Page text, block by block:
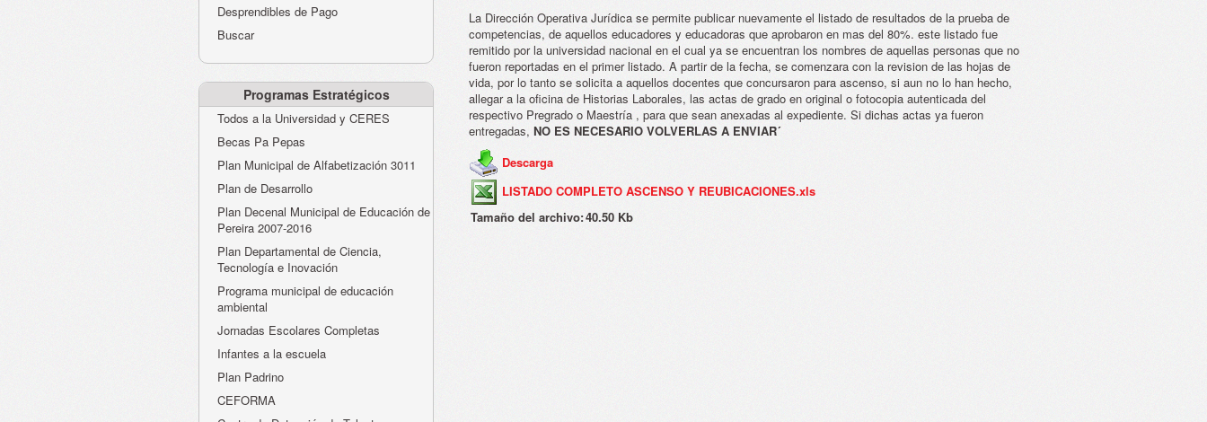
Desprendibles de Pago
Buscar
Programas Estratégicos
Todos a la Universidad y CERES
Becas Pa Pepas
Plan Municipal de Alfabetización 3011
Plan de Desarrollo
Plan Decenal Municipal de Educación de
Pereira 2007-2016
Plan Departamental de Ciencia,
Tecnología e Inovación
Programa municipal de educación
ambiental
Jornadas Escolares Completas
Infantes a la escuela
Plan Padrino
CEFORMA
La Dirección Operativa Jurídica se permite publicar nuevamente el listado de resultados de la prueba de
competencias, de aquellos educadores y educadoras que aprobaron en mas del 80%. este listado fue
remitido por la universidad nacional en el cual ya se encuentran los nombres de aquellas personas que no
fueron reportadas en el primer listado. A partir de la fecha, se comenzara con la revision de las hojas de
vida, por lo tanto se solicita a aquellos docentes que concursaron para ascenso, si aun no lo han hecho,
allegar a la oficina de Historias Laborales, las actas de grado en original o fotocopia autenticada del
respectivo Pregrado o Maestría , para que sean anexadas al expediente. Si dichas actas ya fueron
entregadas, NO ES NECESARIO VOLVERLAS A ENVIAR´
Descarga
LISTADO COMPLETO ASCENSO Y REUBICACIONES.xls
Tamaño del archivo:40.50 Kb